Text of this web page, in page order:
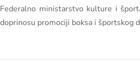
Federalno ministarstvo kulture i
doprinosu promociji boksa i športskog